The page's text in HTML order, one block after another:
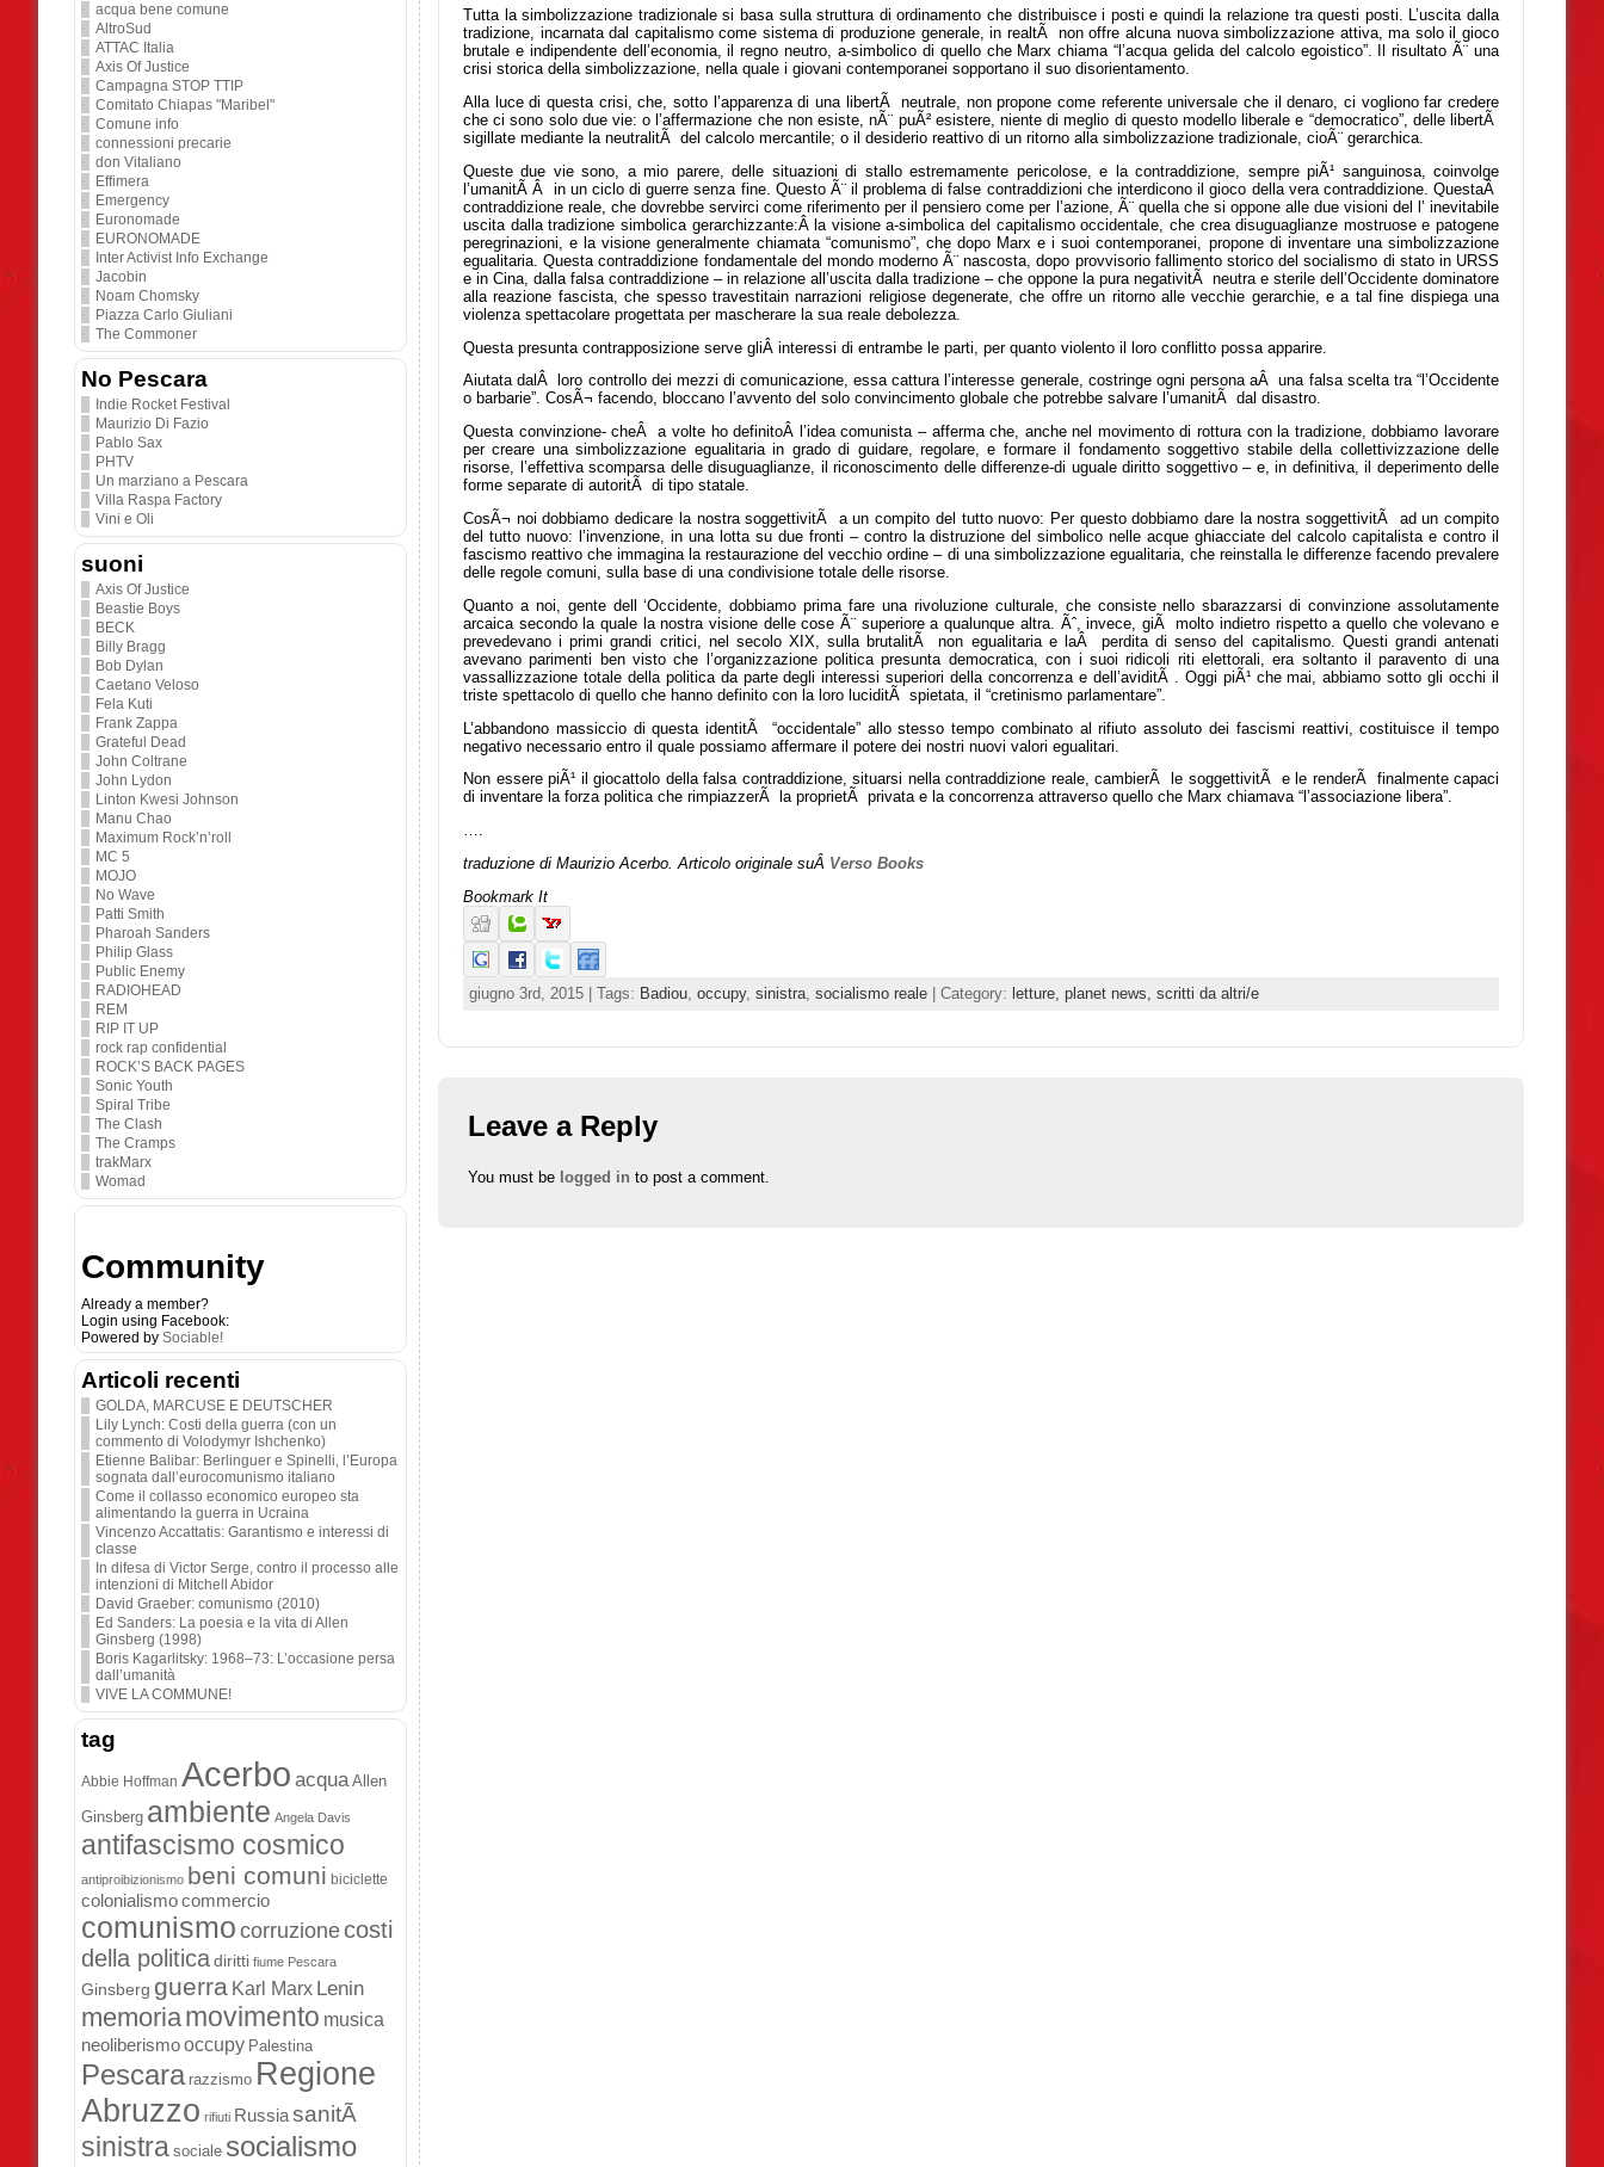
acqua bene comune
AltroSud
ATTAC Italia
Axis Of Justice
Campagna STOP TTIP
Comitato Chiapas "Maribel"
Comune info
connessioni precarie
don Vitaliano
Effimera
Emergency
Euronomade
EURONOMADE
Inter Activist Info Exchange
Jacobin
Noam Chomsky
Piazza Carlo Giuliani
The Commoner
No Pescara
Indie Rocket Festival
Maurizio Di Fazio
Pablo Sax
PHTV
Un marziano a Pescara
Villa Raspa Factory
Vini e Oli
suoni
Axis Of Justice
Beastie Boys
BECK
Billy Bragg
Bob Dylan
Caetano Veloso
Fela Kuti
Frank Zappa
Grateful Dead
John Coltrane
John Lydon
Linton Kwesi Johnson
Manu Chao
Maximum Rock’n’roll
MC 5
MOJO
No Wave
Patti Smith
Pharoah Sanders
Philip Glass
Public Enemy
RADIOHEAD
REM
RIP IT UP
rock rap confidential
ROCK’S BACK PAGES
Sonic Youth
Spiral Tribe
The Clash
The Cramps
trakMarx
Womad
Community
Already a member?
Login using Facebook:
Powered by Sociable!
Articoli recenti
GOLDA, MARCUSE E DEUTSCHER
Lily Lynch: Costi della guerra (con un
commento di Volodymyr Ishchenko)
Etienne Balibar: Berlinguer e Spinelli, l’Europa
sognata dall’eurocomunismo italiano
Come il collasso economico europeo sta
alimentando la guerra in Ucraina
Vincenzo Accattatis: Garantismo e interessi di
classe
In difesa di Victor Serge, contro il processo alle
intenzioni di Mitchell Abidor
David Graeber: comunismo (2010)
Ed Sanders: La poesia e la vita di Allen
Ginsberg (1998)
Boris Kagarlitsky: 1968–73: L’occasione persa
dall’umanità
VIVE LA COMMUNE!
tag
Abbie Hoffman Acerbo acqua Allen
Ginsberg ambiente Angela Davis
antifascismo cosmico
antiproibizionismo beni comuni biciclette
colonialismocommercio
comunismocorruzionecosti
della politicadiritti fiume Pescara
Ginsberg guerra Karl Marx Lenin
memoriamovimento musica
neoliberismooccupy Palestina
Pescara razzismo Regione
Abruzzo rifiuti RussiasanitÃ
sinistra sociale socialismo
Tutta la simbolizzazione tradizionale si basa sulla struttura di ordinamento che distribuisce i posti e quindi la relazione tra questi posti. L’uscita dalla
tradizione, incarnata dal capitalismo come sistema di produzione generale, in realtÃ non offre alcuna nuova simbolizzazione attiva, ma solo il gioco
brutale e indipendente dell’economia, il regno neutro, a-simbolico di quello che Marx chiama “l’acqua gelida del calcolo egoistico”. Il risultato Ã¨ una
crisi storica della simbolizzazione, nella quale i giovani contemporanei sopportano il suo disorientamento.
Alla luce di questa crisi, che, sotto l’apparenza di una libertÃ neutrale, non propone come referente universale che il denaro, ci vogliono far credere
che ci sono solo due vie: o l’affermazione che non esiste, nÃ¨ puÃ² esistere, niente di meglio di questo modello liberale e “democratico”, delle libertÃ
sigillate mediante la neutralitÃ del calcolo mercantile; o il desiderio reattivo di un ritorno alla simbolizzazione tradizionale, cioÃ¨ gerarchica.
Queste due vie sono, a mio parere, delle situazioni di stallo estremamente pericolose, e la contraddizione, sempre piÃ¹ sanguinosa, coinvolge
l’umanitÃ Â in un ciclo di guerre senza fine. Questo Ã¨ il problema di false contraddizioni che interdicono il gioco della vera contraddizione. QuestaÂ
contraddizione reale, che dovrebbe servirci come riferimento per il pensiero come per l’azione, Ã¨ quella che si oppone alle due visioni del l’ inevitabile
uscita dalla tradizione simbolica gerarchizzante:Â la visione a-simbolica del capitalismo occidentale, che crea disuguaglianze mostruose e patogene
peregrinazioni, e la visione generalmente chiamata “comunismo”, che dopo Marx e i suoi contemporanei, propone di inventare una simbolizzazione
egualitaria. Questa contraddizione fondamentale del mondo moderno Ã¨ nascosta, dopo provvisorio fallimento storico del socialismo di stato in URSS
e in Cina, dalla falsa contraddizione – in relazione all’uscita dalla tradizione – che oppone la pura negativitÃ neutra e sterile dell’Occidente dominatore
alla reazione fascista, che spesso travestitain narrazioni religiose degenerate, che offre un ritorno alle vecchie gerarchie, e a tal fine dispiega una
violenza spettacolare progettata per mascherare la sua reale debolezza.
Questa presunta contrapposizione serve gliÂ interessi di entrambe le parti, per quanto violento il loro conflitto possa apparire.
Aiutata dalÂ loro controllo dei mezzi di comunicazione, essa cattura l’interesse generale, costringe ogni persona aÂ una falsa scelta tra “l’Occidente
o barbarie”. CosÃ¬ facendo, bloccano l’avvento del solo convincimento globale che potrebbe salvare l’umanitÃ dal disastro.
Questa convinzione- cheÂ a volte ho definitoÂ l’idea comunista – afferma che, anche nel movimento di rottura con la tradizione, dobbiamo lavorare
per creare una simbolizzazione egualitaria in grado di guidare, regolare, e formare il fondamento soggettivo stabile della collettivizzazione delle
risorse, l’effettiva scomparsa delle disuguaglianze, il riconoscimento delle differenze-di uguale diritto soggettivo – e, in definitiva, il deperimento delle
forme separate di autoritÃ di tipo statale.
CosÃ¬ noi dobbiamo dedicare la nostra soggettivitÃ a un compito del tutto nuovo: Per questo dobbiamo dare la nostra soggettivitÃ ad un compito
del tutto nuovo: l’invenzione, in una lotta su due fronti – contro la distruzione del simbolico nelle acque ghiacciate del calcolo capitalista e contro il
fascismo reattivo che immagina la restaurazione del vecchio ordine – di una simbolizzazione egualitaria, che reinstalla le differenze facendo prevalere
delle regole comuni, sulla base di una condivisione totale delle risorse.
Quanto a noi, gente dell ‘Occidente, dobbiamo prima fare una rivoluzione culturale, che consiste nello sbarazzarsi di convinzione assolutamente
arcaica secondo la quale la nostra visione delle cose Ã¨ superiore a qualunque altra. Ãˆ, invece, giÃ molto indietro rispetto a quello che volevano e
prevedevano i primi grandi critici, nel secolo XIX, sulla brutalitÃ non egualitaria e laÂ perdita di senso del capitalismo. Questi grandi antenati
avevano parimenti ben visto che l’organizzazione politica presunta democratica, con i suoi ridicoli riti elettorali, era soltanto il paravento di una
vassallizzazione totale della politica da parte degli interessi superiori della concorrenza e dell’aviditÃ . Oggi piÃ¹ che mai, abbiamo sotto gli occhi il
triste spettacolo di quello che hanno definito con la loro luciditÃ spietata, il “cretinismo parlamentare”.
L’abbandono massiccio di questa identitÃ “occidentale” allo stesso tempo combinato al rifiuto assoluto dei fascismi reattivi, costituisce il tempo
negativo necessario entro il quale possiamo affermare il potere dei nostri nuovi valori egualitari.
Non essere piÃ¹ il giocattolo della falsa contraddizione, situarsi nella contraddizione reale, cambierÃ le soggettivitÃ e le renderÃ finalmente capaci
di inventare la forza politica che rimpiazzerÃ la proprietÃ privata e la concorrenza attraverso quello che Marx chiamava “l’associazione libera”.
….
traduzione di Maurizio Acerbo. Articolo originale suÂ Verso Books
Bookmark It
giugno 3rd, 2015 | Tags: Badiou occupy, sinistra socialismo reale | Category: letture, planet news, scritti da altri/e
Leave a Reply
You must be logged in to post a comment.